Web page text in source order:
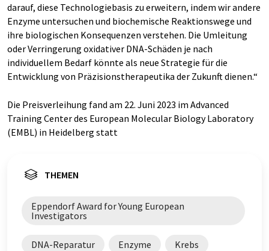
darauf, diese Technologiebasis zu erweitern, indem wir andere
Enzyme untersuchen und biochemische Reaktionswege und
ihre biologischen Konsequenzen verstehen. Die Umleitung
oder Verringerung oxidativer DNA-Schäden je nach
individuellem Bedarf könnte als neue Strategie für die
Entwicklung von Präzisionstherapeutika der Zukunft dienen.“
Die Preisverleihung fand am 22. Juni 2023 im Advanced
Training Center des European Molecular Biology Laboratory
(EMBL) in Heidelberg statt
THEMEN
Eppendorf Award for Young European
Investigators
DNA-Reparatur Enzyme Krebs